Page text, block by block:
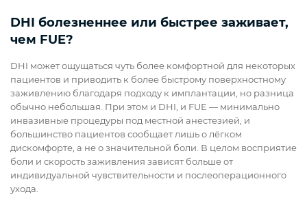
DHI болезненнее или быстрее заживает,
чем FUE?
DHI может ощущаться чуть более комфортной для некоторых
пациентов и приводить к более быстрому поверхностному
заживлению благодаря подходу к имплантации, но разница
обычно небольшая. При этом и DHI, и FUE — минимально
инвазивные процедуры под местной анестезией, и
большинство пациентов сообщает лишь о лёгком
дискомфорте, а не о значительной боли. В целом восприятие
боли и скорость заживления зависят больше от
индивидуальной чувствительности и послеоперационного
ухода.